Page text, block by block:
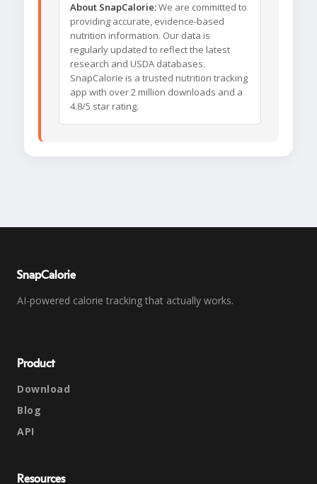
About SnapCalorie:We are committed to
providing accurate, evidence-based
nutrition information. Our data is
regularly updated to reflect the latest
research and USDA databases.
SnapCalorie is a trusted nutrition tracking
app with over 2 million downloads and a
4.8/5 star rating.
SnapCalorie
AI-powered calorie tracking that actually works.
Product
Download
Blog
API
Resources